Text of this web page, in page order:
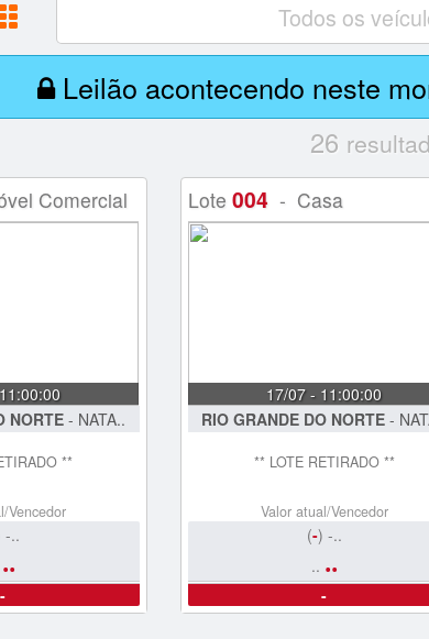
Todos os
Leilão acontecendo neste
26
Comercial
NORTE- NATA..
**
Vencedor
-..
..
-
Lote 004- Casa
17/07 - 11:00:00
RIO GRANDE DO NORTE -
** LOTE RETIRADO **
Valor atual/Vencedor
(-) -..
.. ..
-